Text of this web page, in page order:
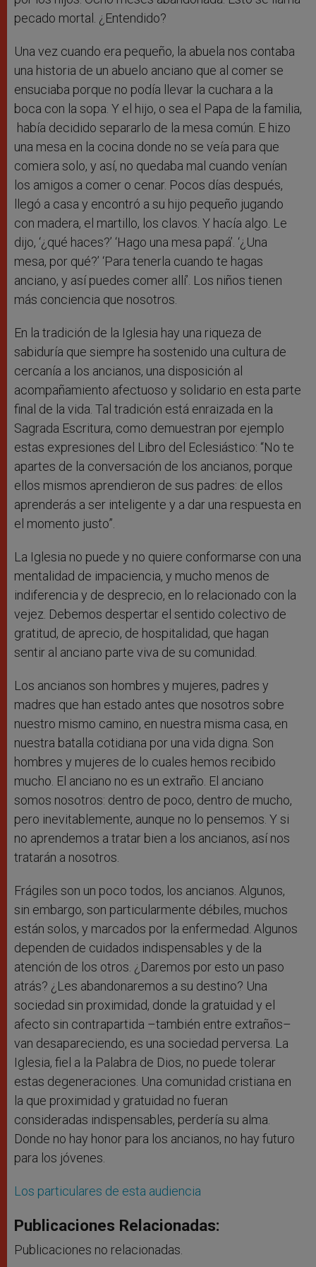
pecado mortal. ¿Entendido?
Una vez cuando era pequeño, la abuela nos contaba
una historia de un abuelo anciano que al comer se
ensuciaba porque no podía llevar la cuchara a la
boca con la sopa. Y el hijo, o sea el Papa de la familia,
había decidido separarlo de la mesa común. E hizo
una mesa en la cocina donde no se veía para que
comiera solo, y así, no quedaba mal cuando venían
los amigos a comer o cenar. Pocos días después,
llegó a casa y encontró a su hijo pequeño jugando
con madera, el martillo, los clavos. Y hacía algo. Le
dijo, ‘¿qué haces?’ ‘Hago una mesa papá’. ‘¿Una
mesa, por qué?’ ‘Para tenerla cuando te hagas
anciano, y así puedes comer allí’. Los niños tienen
más conciencia que nosotros.
En la tradición de la Iglesia hay una riqueza de
sabiduría que siempre ha sostenido una cultura de
cercanía a los ancianos, una disposición al
acompañamiento afectuoso y solidario en esta parte
final de la vida. Tal tradición está enraizada en la
Sagrada Escritura, como demuestran por ejemplo
estas expresiones del Libro del Eclesiástico: “No te
apartes de la conversación de los ancianos, porque
ellos mismos aprendieron de sus padres: de ellos
aprenderás a ser inteligente y a dar una respuesta en
el momento justo”.
La Iglesia no puede y no quiere conformarse con una
mentalidad de impaciencia, y mucho menos de
indiferencia y de desprecio, en lo relacionado con la
vejez. Debemos despertar el sentido colectivo de
gratitud, de aprecio, de hospitalidad, que hagan
sentir al anciano parte viva de su comunidad.
Los ancianos son hombres y mujeres, padres y
madres que han estado antes que nosotros sobre
nuestro mismo camino, en nuestra misma casa, en
nuestra batalla cotidiana por una vida digna. Son
hombres y mujeres de lo cuales hemos recibido
mucho. El anciano no es un extraño. El anciano
somos nosotros: dentro de poco, dentro de mucho,
pero inevitablemente, aunque no lo pensemos. Y si
no aprendemos a tratar bien a los ancianos, así nos
tratarán a nosotros.
Frágiles son un poco todos, los ancianos. Algunos,
sin embargo, son particularmente débiles, muchos
están solos, y marcados por la enfermedad. Algunos
dependen de cuidados indispensables y de la
atención de los otros. ¿Daremos por esto un paso
atrás? ¿Les abandonaremos a su destino? Una
sociedad sin proximidad, donde la gratuidad y el
afecto sin contrapartida –también entre extraños–
van desapareciendo, es una sociedad perversa. La
Iglesia, fiel a la Palabra de Dios, no puede tolerar
estas degeneraciones. Una comunidad cristiana en
la que proximidad y gratuidad no fueran
consideradas indispensables, perdería su alma.
Donde no hay honor para los ancianos, no hay futuro
para los jóvenes.
Los particulares de esta audiencia
Publicaciones Relacionadas:
Publicaciones no relacionadas.